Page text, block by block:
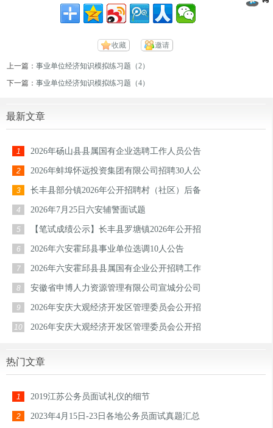
收藏 邀请
上一篇：事业单位经济知识模拟练习题（2）
下一篇：事业单位经济知识模拟练习题（4）
最新文章
1 2026年砀山县县属国有企业选聘工作人员公告
2 2026年蚌埠怀远投资集团有限公司招聘30人公
3 长丰县部分镇2026年公开招聘村（社区）后备
4 2026年7月25日六安辅警面试题
5 【笔试成绩公示】长丰县罗塘镇2026年公开招
6 2026年六安霍邱县事业单位选调10人公告
7 2026年六安霍邱县县属国有企业公开招聘工作
8 安徽省申博人力资源管理有限公司宣城分公司
9 2026年安庆大观经济开发区管理委员会公开招
10 2026年安庆大观经济开发区管理委员会公开招
热门文章
1 2019江苏公务员面试礼仪的细节
2 2023年4月15日-23日各地公务员面试真题汇总